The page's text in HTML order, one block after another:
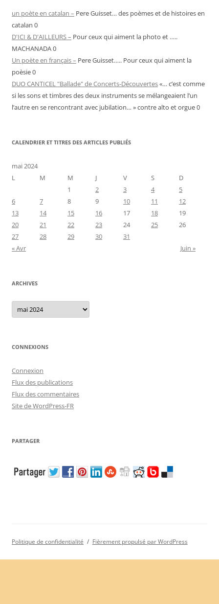
un poète en catalan – Pere Guisset… des poèmes et de histoires en
catalan 0
D'ICI & D'AILLEURS – Pour ceux qui aiment la photo et …..
MACHANADA 0
Un poète en français – Pere Guisset….. Pour ceux qui aiment la
poèsie 0
DUO CANTICEL "Ballade" de Concerts-Découvertes«… c’est comme
si les sons et timbres des deux instruments se mélangeaient l’un
l’autre en se rencontrant avec jubilation… » contre alto et orgue 0
CALENDRIER ET TITRES DES ARTICLES PUBLIÉS
mai 2024
L
M M J V S
D
1
2 3 4
5
6
7 8 9 10 11
12
13
14 15 16 17 18
19
20
21 22 23 24 25
26
27
28 29 30
31
« Avr
Juin »
ARCHIVES
Archives
CONNEXIONS
Connexion
Flux des publications
Flux des commentaires
Site de WordPress-FR
PARTAGER
Politique de confidentialité Fièrement propulsé par WordPress